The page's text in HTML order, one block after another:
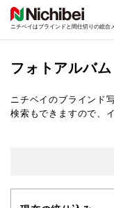
ニチベイはブラインドと間仕切りの総合
フォトアルバム
ニチベイのブラインド
検索もできますので、